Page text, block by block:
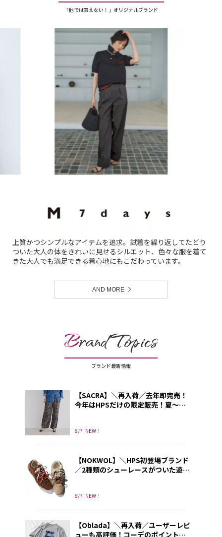
「他では買えない！」オリジナルブランド
上質かつシンプルなアイテムを追求。試着を繰り返してたどり
ついた大人の体をきれいに見せるシルエット、色々な服を着て
きた大人でも満足できる着心地にもこだわっています。
AND MORE
Brand Topics
ブランド最新情報
8/7 NEW！
【SACRA】＼再入荷／去年即完売！
今年はHPSだけの限定販売！夏～秋
8/7 NEW！
【NOKWOL】＼HPS初登場ブランド
／2種類のシューレースがついた遊び
【Oblada】＼再入荷／ユーザーレビ
ューも高評価！コーデのポイントに